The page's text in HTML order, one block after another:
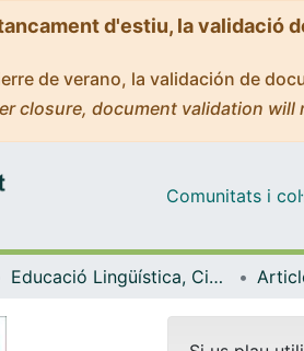
d'estiu, la validació
de verano, la validación de
closure, document validation
Comunitats i
Educació Lingüística, Científica i Matemàtica